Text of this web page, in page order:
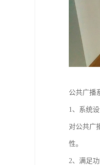
公共广播
1、系统
对公共广
性。
2、满足